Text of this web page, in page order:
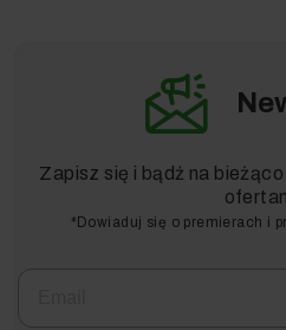
Zapisz się i bądź na
*Dowiaduj się o premierach i